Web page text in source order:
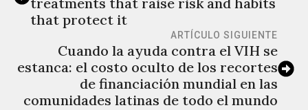
that protect it
ARTÍCULO SIGUIENTE
Cuando la ayuda contra el VIH se
estanca: el costo oculto de los recortes
de financiación mundial en las
comunidades latinas de todo el mundo